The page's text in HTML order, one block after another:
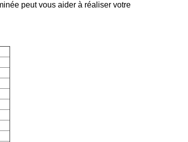
peut vous aider à réaliser votre